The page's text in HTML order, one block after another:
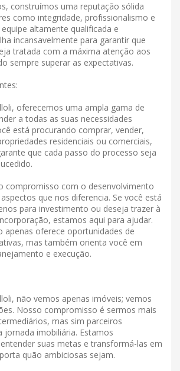
construímos uma reputação sólida
como integridade, profissionalismo e
altamente qualificada e
incansavelmente para garantir que
tratada com a máxima atenção aos
sempre superar as expectativas.
oferecemos uma ampla gama de
a todas as suas necessidades
está procurando comprar, vender,
residenciais ou comerciais,
que cada passo do processo seja
compromisso com o desenvolvimento
que nos diferencia. Se você está
para investimento ou deseja trazer à
estamos aqui para ajudar.
apenas oferece oportunidades de
mas também orienta você em
e execução.
não vemos apenas imóveis; vemos
Nosso compromisso é sermos mais
mas sim parceiros
jornada imobiliária. Estamos
suas metas e transformá-las em
quão ambiciosas sejam.